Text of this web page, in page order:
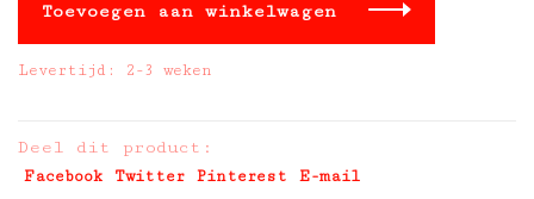
Toevoegen aan winkelwagen
Levertijd: 2-3 weken
Deel dit product:
Facebook Twitter Pinterest E-mail